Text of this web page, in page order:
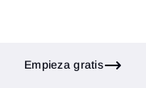
Empieza gratis